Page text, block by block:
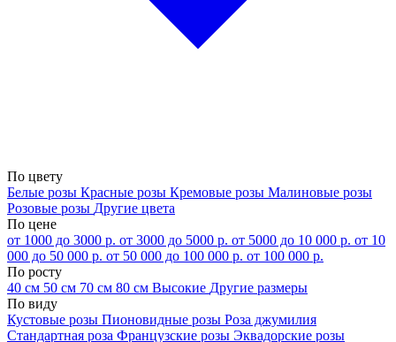
По цвету
Белые розы Красные розы Кремовые розы Малиновые розы
Розовые розы Другие цвета
По цене
от 1000 до 3000 р. от 3000 до 5000 р. от 5000 до 10 000 р. от 10
000 до 50 000 р. от 50 000 до 100 000 р. от 100 000 р.
По росту
40 см 50 см 70 см 80 см Высокие Другие размеры
По виду
Кустовые розы Пионовидные розы Роза джумилия
Стандартная роза Французские розы Эквадорские розы